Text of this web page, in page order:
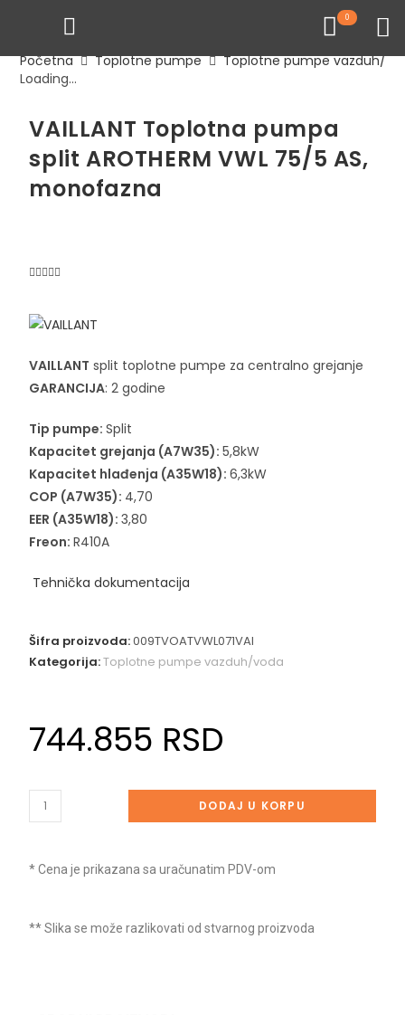
0
Početna Toplotne pumpe
Toplotne pumpe vazduh/
Loading...
VAILLANT Toplotna pumpa
split AROTHERM VWL 75/5 AS,
monofazna
VAILLANT split toplotne pumpe za centralno grejanje
GARANCIJA: 2 godine
Tip pumpe:Split
Kapacitet grejanja (A7W35):5,8kW
Kapacitet hlađenja (A35W18):6,3kW
COP (A7W35): 4,70
EER (A35W18):3,80
Freon:R410A
Tehnička dokumentacija
Šifra proizvoda:009TVOATVWL071VAI
Kategorija:Toplotne pumpe vazduh/voda
744.855 RSD
DODAJ U KORPU
* Cena je prikazana sa uračunatim PDV-om
** Slika se može razlikovati od stvarnog proizvoda